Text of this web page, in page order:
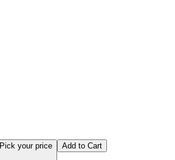
Pick your price Add to Cart